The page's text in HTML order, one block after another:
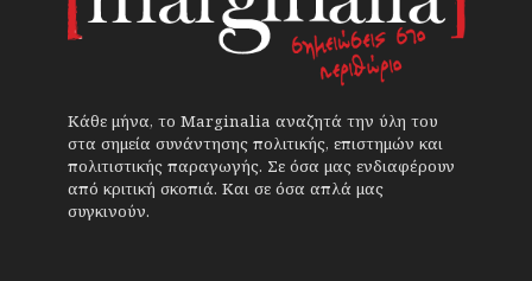
Κάθε μήνα, το Marginalia αναζητά την ύλη του
στα σημεία συνάντησης πολιτικής, επιστημών και
πολιτιστικής παραγωγής. Σε όσα μας ενδιαφέρουν
από κριτική σκοπιά. Και σε όσα απλά μας
συγκινούν.